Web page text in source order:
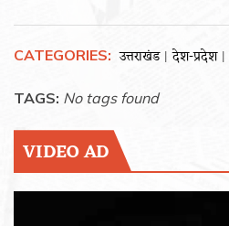
CATEGORIES: उत्तराखंड | देश-प्रदेश |
TAGS: No tags found
VIDEO AD